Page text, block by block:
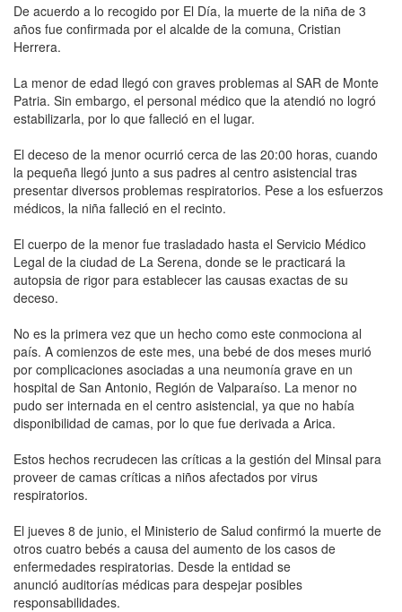
De acuerdo a lo recogido por El Día, la muerte de la niña de 3
años fue confirmada por el alcalde de la comuna, Cristian
Herrera.
La menor de edad llegó con graves problemas al SAR de Monte
Patria. Sin embargo, el personal médico que la atendió no logró
estabilizarla, por lo que falleció en el lugar.
El deceso de la menor ocurrió cerca de las 20:00 horas, cuando
la pequeña llegó junto a sus padres al centro asistencial tras
presentar diversos problemas respiratorios. Pese a los esfuerzos
médicos, la niña falleció en el recinto.
El cuerpo de la menor fue trasladado hasta el Servicio Médico
Legal de la ciudad de La Serena, donde se le practicará la
autopsia de rigor para establecer las causas exactas de su
deceso.
No es la primera vez que un hecho como este conmociona al
país. A comienzos de este mes, una bebé de dos meses murió
por complicaciones asociadas a una neumonía grave en un
hospital de San Antonio, Región de Valparaíso. La menor no
pudo ser internada en el centro asistencial, ya que no había
disponibilidad de camas, por lo que fue derivada a Arica.
Estos hechos recrudecen las críticas a la gestión del Minsal para
proveer de camas críticas a niños afectados por virus
respiratorios.
El jueves 8 de junio, el Ministerio de Salud confirmó la muerte de
otros cuatro bebés a causa del aumento de los casos de
enfermedades respiratorias. Desde la entidad se
anunció auditorías médicas para despejar posibles
responsabilidades.